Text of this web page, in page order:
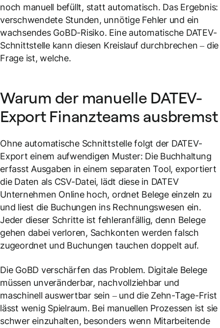
noch manuell befüllt, statt automatisch. Das Ergebnis:
verschwendete Stunden, unnötige Fehler und ein
wachsendes GoBD-Risiko. Eine automatische DATEV-
Schnittstelle kann diesen Kreislauf durchbrechen – die
Frage ist, welche.
Warum der manuelle DATEV-
Export Finanzteams ausbremst
Ohne automatische Schnittstelle folgt der DATEV-
Export einem aufwendigen Muster: Die Buchhaltung
erfasst Ausgaben in einem separaten Tool, exportiert
die Daten als CSV-Datei, lädt diese in DATEV
Unternehmen Online hoch, ordnet Belege einzeln zu
und liest die Buchungen ins Rechnungswesen ein.
Jeder dieser Schritte ist fehleranfällig, denn Belege
gehen dabei verloren, Sachkonten werden falsch
zugeordnet und Buchungen tauchen doppelt auf.
Die GoBD verschärfen das Problem. Digitale Belege
müssen unveränderbar, nachvollziehbar und
maschinell auswertbar sein – und die Zehn-Tage-Frist
lässt wenig Spielraum. Bei manuellen Prozessen ist sie
schwer einzuhalten, besonders wenn Mitarbeitende